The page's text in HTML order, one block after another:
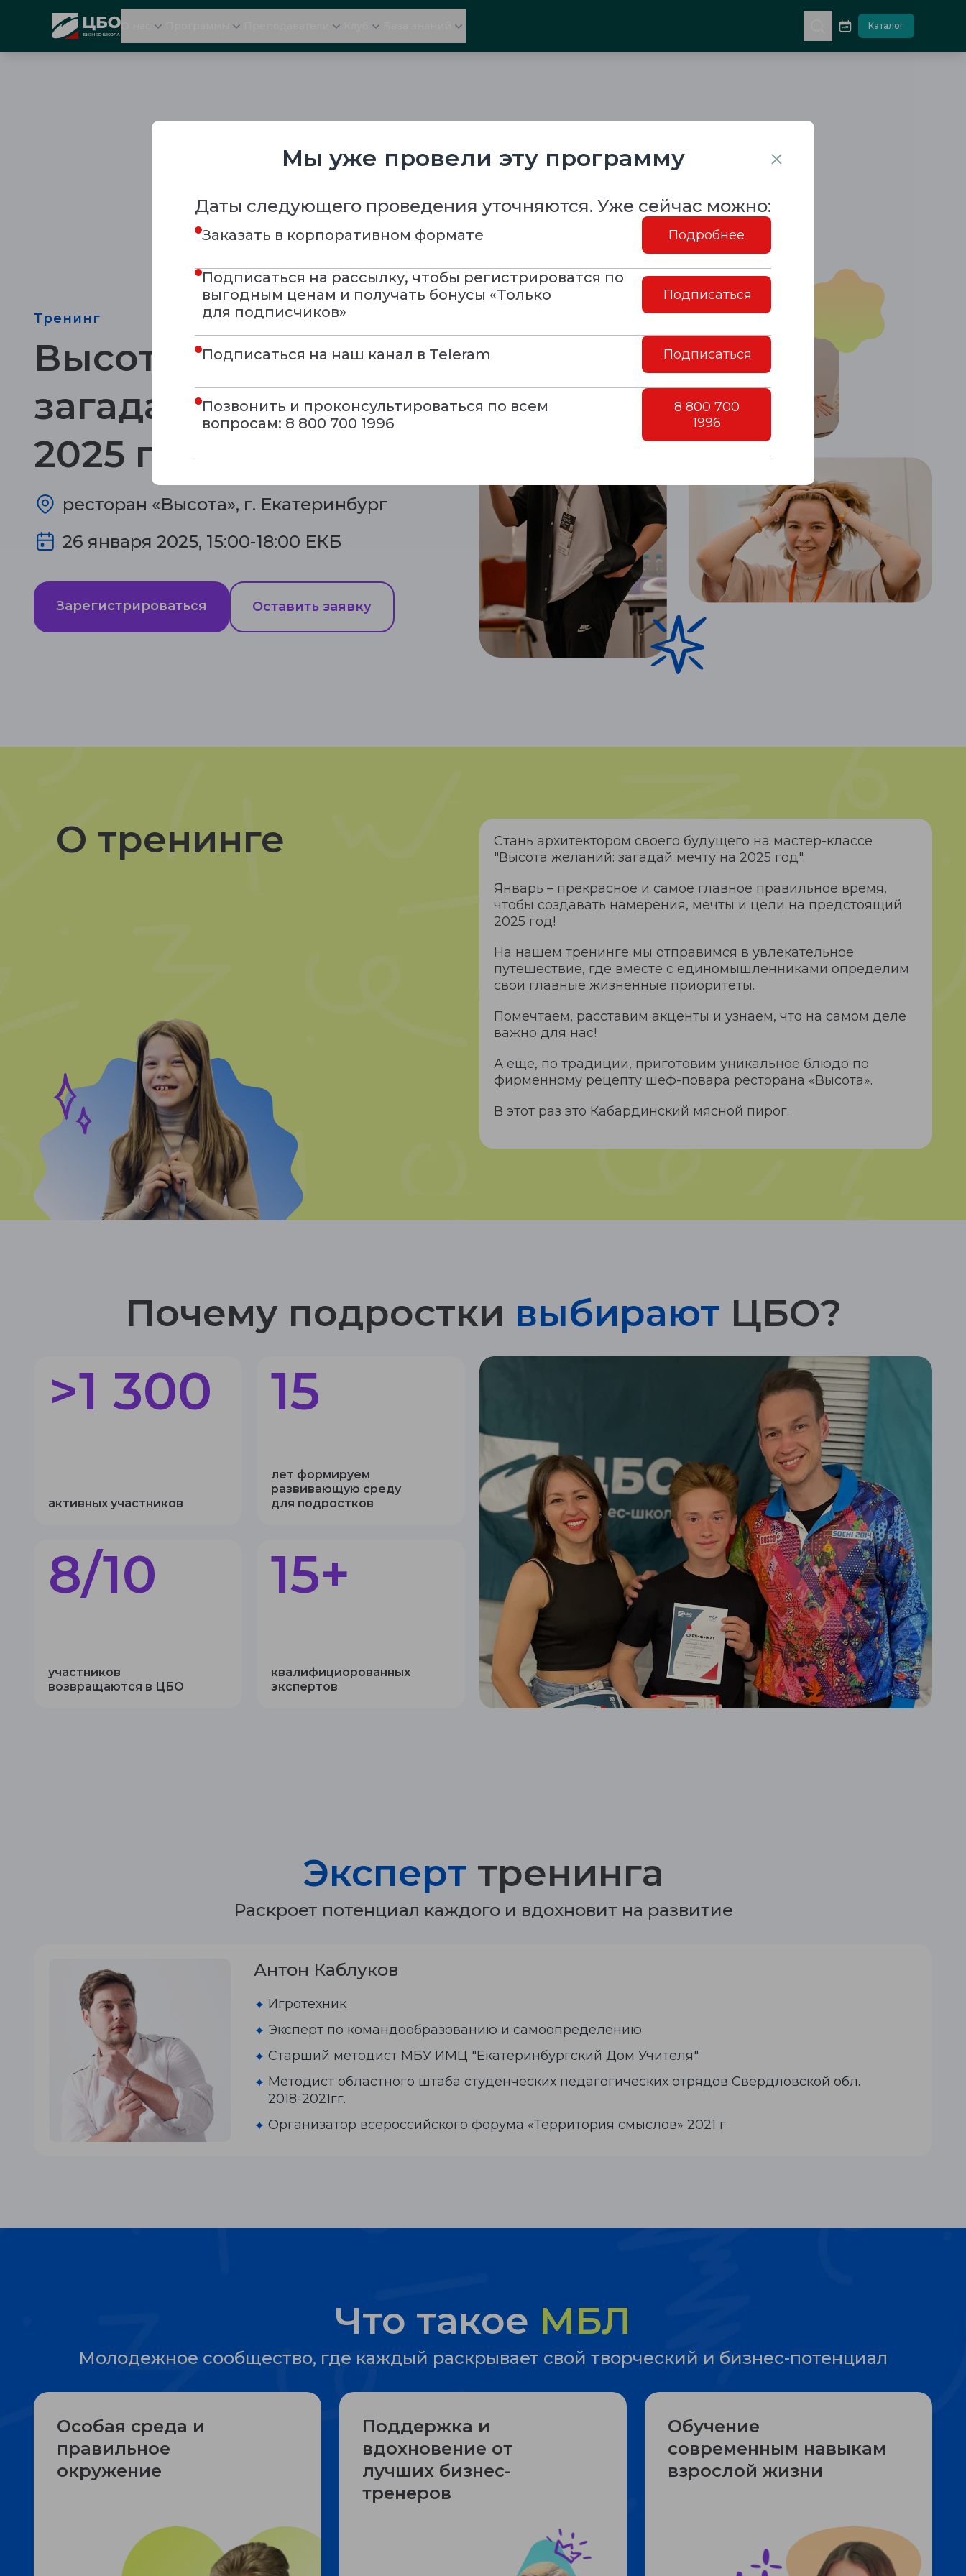
Мы уже провели эту программу
Даты следующего проведения уточняются. Уже сейчас можно:
Заказать в корпоративном формате Подробнее
Подписаться на рассылку, чтобы регистрироватся по
выгодным ценам и получать бонусы «Только
для подписчиков»
Подписаться
Подписаться на наш канал в Teleram Подписаться
Позвонить и проконсультироваться по всем
вопросам: 8 800 700 1996
8 800 700
1996
CBO Каталог
Тренинг
Высота желаний:
загадай мечту на
2025 год
ресторан «Высота», г. Екатеринбург
26 января 2025, 15:00-18:00 ЕКБ
Зарегистрироваться Оставить заявку
О тренинге
Стань архитектором своего будущего на мастер-классе
"Высота желаний: загадай мечту на 2025 год".
Январь – прекрасное и самое главное правильное время,
чтобы создавать намерения, мечты и цели на предстоящий
2025 год!
На нашем тренинге мы отправимся в увлекательное
путешествие, где вместе с единомышленниками определим
свои главные жизненные приоритеты.
Помечтаем, расставим акценты и узнаем, что на самом деле
важно для нас!
А еще, по традиции, приготовим уникальное блюдо по
фирменному рецепту шеф-повара ресторана «Высота».
В этот раз это Кабардинский мясной пирог.
Почему подростки выбирают ЦБО?
>1 300
активных участников
15
лет формируем
развивающую среду
для подростков
8/10
участников
возвращаются в ЦБО
15+
квалифициорованных
экспертов
Эксперт тренинга
Раскроет потенциал каждого и вдохновит на развитие
Антон Каблуков
Игротехник
Эксперт по командообразованию и самоопределению
Старший методист МБУ ИМЦ "Екатеринбургский Дом Учителя"
Методист областного штаба студенческих педагогических отрядов Свердловской обл.
2018-2021гг.
Организатор всероссийского форума «Территория смыслов» 2021 г
Что такое МБЛ
Молодежное сообщество, где каждый раскрывает свой творческий и бизнес-потенциал
Особая среда и
правильное
окружение
Поддержка и
вдохновение от
лучших бизнес-
тренеров
Обучение
современным навыкам
взрослой жизни